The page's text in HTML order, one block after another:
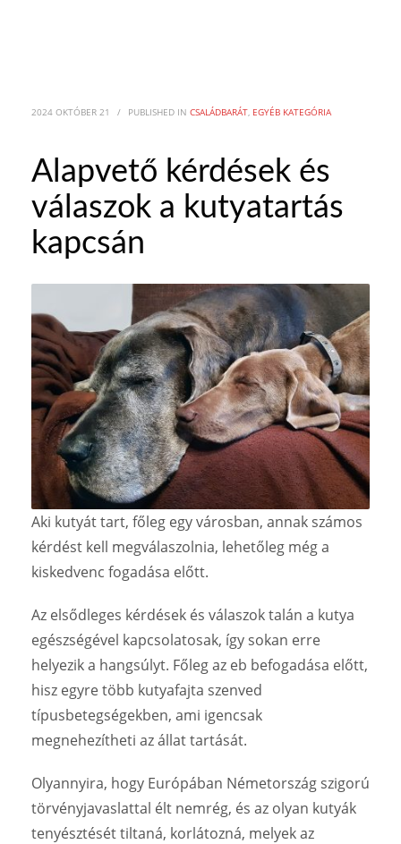
2024 OKTÓBER 21 / PUBLISHED IN CSALÁDBARÁT EGYÉB KATEGÓRIA
Alapvető kérdések és
válaszok a kutyatartás
kapcsán
Aki kutyát tart, főleg egy városban, annak számos
kérdést kell megválaszolnia, lehetőleg még a
kiskedvenc fogadása előtt.
Az elsődleges kérdések és válaszok talán a kutya
egészségével kapcsolatosak, így sokan erre
helyezik a hangsúlyt. Főleg az eb befogadása előtt,
hisz egyre több kutyafajta szenved
típusbetegségekben, ami igencsak
megnehezítheti az állat tartását.
Olyannyira, hogy Európában Németország szigorú
törvényjavaslattal élt nemrég, és az olyan kutyák
tenyésztését tiltaná, korlátozná, melyek az